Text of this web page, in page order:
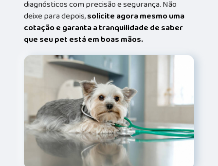
diagnósticos com precisão e segurança. Não
deixe para depois,solicite agora mesmo uma
cotação e garanta a tranquilidade de saber
que seu pet está em boas mãos.